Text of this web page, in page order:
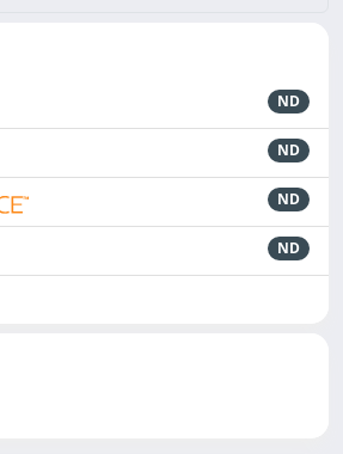
ND
ND
ND
ND